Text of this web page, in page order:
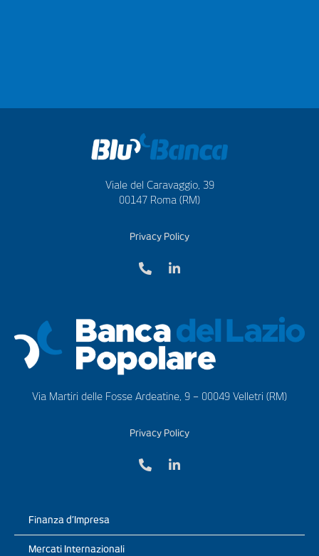
Viale del Caravaggio, 39
00147 Roma (RM)
Privacy Policy
Via Martiri delle Fosse Ardeatine, 9 – 00049 Velletri (RM)
Privacy Policy
Finanza d’Impresa
Mercati Internazionali